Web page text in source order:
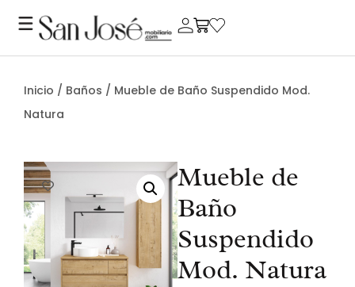
Inicio / Baños / Mueble de Baño Suspendido Mod.
Natura
Mueble de
Baño
Suspendido
Mod. Natura